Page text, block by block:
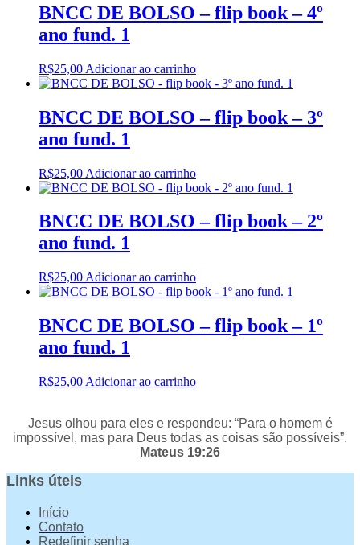
BNCC DE BOLSO – flip book – 4º
ano fund. 1
R$25,00 Adicionar ao carrinho
BNCC DE BOLSO – flip book – 3º
ano fund. 1
R$25,00 Adicionar ao carrinho
BNCC DE BOLSO – flip book – 2º
ano fund. 1
R$25,00 Adicionar ao carrinho
BNCC DE BOLSO – flip book – 1º
ano fund. 1
R$25,00 Adicionar ao carrinho
Jesus olhou para eles e respondeu: “Para o homem é
impossível, mas para Deus todas as coisas são possíveis”.
Mateus 19:26
Links úteis
Início
Contato
Redefinir senha